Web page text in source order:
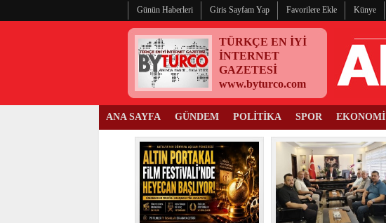
Günün Haberleri Giris Sayfam Yap Favorilere Ekle Künye
TÜRKÇE EN İYİ
İNTERNET
GAZETESİ
www.byturco.com
ANA SAYFA GÜNDEM POLİTİKA SPOR EKONOMİ